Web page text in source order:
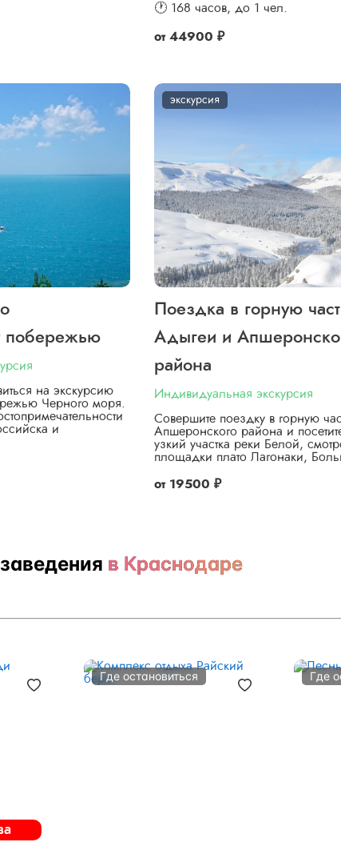
🕐 168 часов, до 1 чел.
от 44900 ₽
побережью
на экскурсию
Черного моря.
и
экскурсия
Поездка в горную
Адыгеи и
района
Индивидуальная экскурсия
Совершите поездку в горную
Апшеронского района и
узкий участка реки Белой,
площадки плато Лагонаки,
от 19500 ₽
в Краснодаре
Где остановиться Где